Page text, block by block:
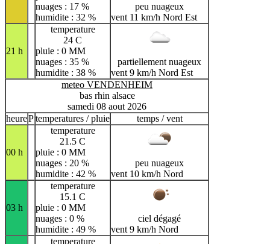
nuages : 17 %
humidite : 32 %
peu nuageux
vent 11 km/h Nord Est
21 h
temperature
24 C
pluie : 0 MM
nuages : 35 %
humidite : 38 %
partiellement nuageux
vent 9 km/h Nord Est
meteo VENDENHEIM
bas rhin alsace
samedi 08 aout 2026
heurePtemperatures / pluie temps / vent
00 h
temperature
21.5 C
pluie : 0 MM
nuages : 20 %
humidite : 42 %
peu nuageux
vent 10 km/h Nord
03 h
temperature
15.1 C
pluie : 0 MM
nuages : 0 %
humidite : 49 %
ciel dégagé
vent 9 km/h Nord
temperature